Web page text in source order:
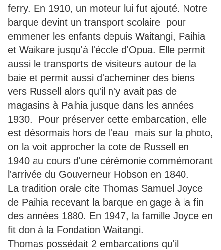
ferry. En 1910, un moteur lui fut ajouté. Notre
barque devint un transport scolaire pour
emmener les enfants depuis Waitangi, Paihia
et Waikare jusqu'à l'école d'Opua. Elle permit
aussi le transports de visiteurs autour de la
baie et permit aussi d'acheminer des biens
vers Russell alors qu'il n'y avait pas de
magasins à Paihia jusque dans les années
1930. Pour préserver cette embarcation, elle
est désormais hors de l'eau mais sur la photo,
on la voit approcher la cote de Russell en
1940 au cours d'une cérémonie commémorant
l'arrivée du Gouverneur Hobson en 1840.
La tradition orale cite Thomas Samuel Joyce
de Paihia recevant la barque en gage à la fin
des années 1880. En 1947, la famille Joyce en
fit don à la Fondation Waitangi.
Thomas possédait 2 embarcations qu'il